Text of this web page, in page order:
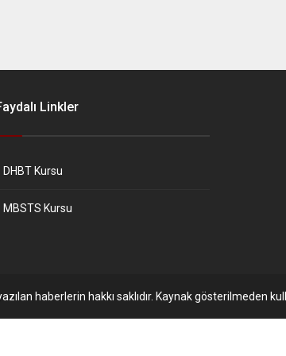
Linkler
DHBT Kursu
MBSTS Kursu
haberlerin hakkı saklıdır. Kaynak gösterilmeden